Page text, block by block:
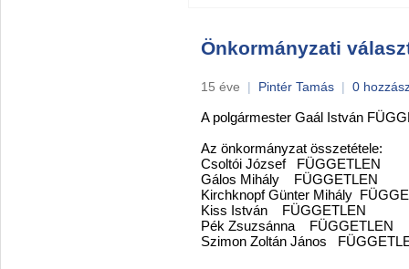
Önkormányzati
15 éve | Pintér Tamás | 0
A polgármester Gaál István
Az önkormányzat összetétele:
Csoltói József FÜGGETLEN
Gálos Mihály FÜGGETLEN
Kirchknopf Günter Mihály
Kiss István FÜGGETLEN
Pék Zsuzsánna FÜGGETLEN
Szimon Zoltán János